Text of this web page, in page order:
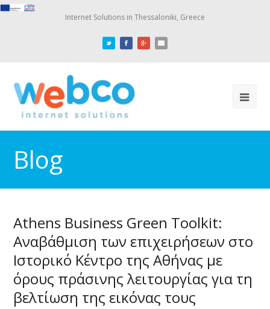
Internet Solutions in Thessaloniki, Greece
Blog
Athens Business Green Toolkit:
Αναβάθμιση των επιχειρήσεων στο
Ιστορικό Κέντρο της Αθήνας με
όρους πράσινης λειτουργίας για τη
βελτίωση της εικόνας τους